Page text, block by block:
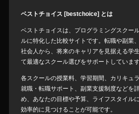
ベストチョイス [bestchoice] とは
ベストチョイスは、プログラミングスクー
ルに特化した比較サイトです。転職や副業
社会人から、将来のキャリアを見据える学
て最適なスクール選びをサポートしています
各スクールの授業料、学習期間、カリキュ
就職・転職サポート、副業支援制度などを
め、あなたの目標や予算、ライフスタイル
効率的に見つけることが可能です。